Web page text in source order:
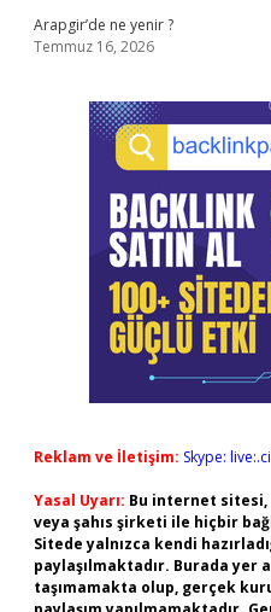
Arapgir’de ne yenir ?
Temmuz 16, 2026
Reklam ve İletişim: Skype:
Yasal Uyarı: Bu internet
veya şahıs şirketi ile hiçbir
Sitede yalnızca kendi
paylaşılmaktadır. Burada
taşımamakta olup, gerçek